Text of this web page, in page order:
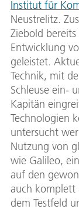
Institut für
Neustrelitz.
Ziebold
Entwicklung
geleistet.
Technik, mit
Schleuse ein-
Kapitän
Technologien
untersucht
Nutzung von
wie Galileo,
auf den
auch komplett
dem Testfeld